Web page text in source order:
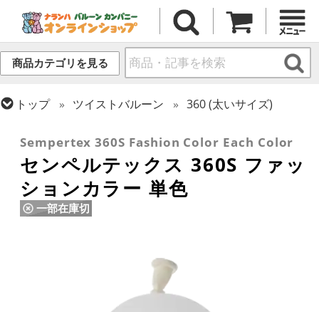
商品カテゴリを見る
トップ ツイストバルーン
360 (太いサイズ)
Sempertex 360S Fashion Color Each Color
センペルテックス 360S ファッ
ションカラー 単色
一部在庫切